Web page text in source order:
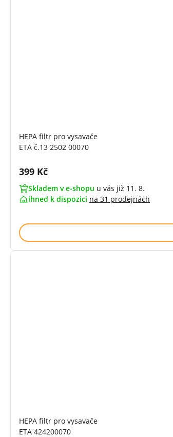
HEPA filtr pro vysavače
ETA č.13 2502 00070
Cena s DPH:
399 Kč
Skladem v e-shopu u vás již 11. 8.
ihned k dispozici na 31 prodejnách
HEPA filtr pro vysavače
ETA 424200070